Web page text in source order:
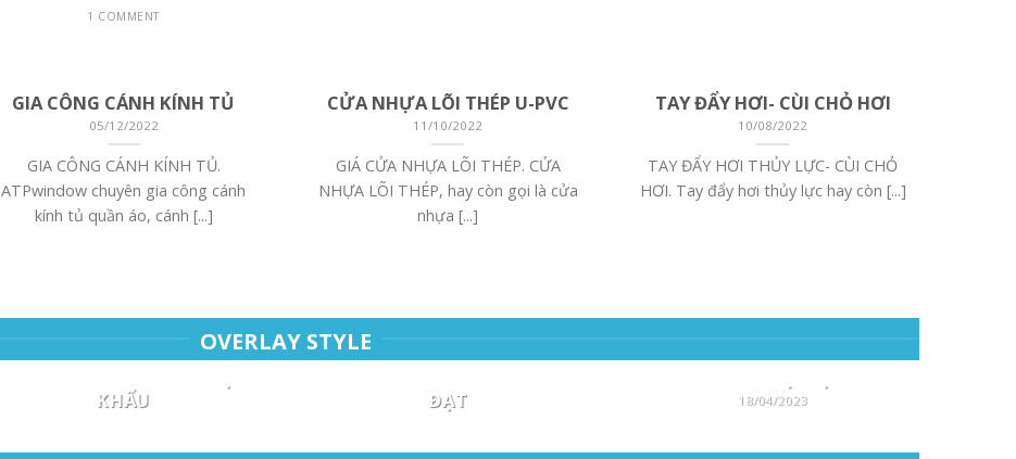
1 COMMENT
GIA CÔNG CÁNH KÍNH TỦ
05/12/2022
GIA CÔNG CÁNH KÍNH TỦ.
ATPwindow chuyên gia công cánh
kính tủ quần áo, cánh [...]
CỬA NHỰA LÕI THÉP U-PVC
11/10/2022
GIÁ CỬA NHỰA LÕI THÉP. CỬA
NHỰA LÕI THÉP, hay còn gọi là cửa
nhựa [...]
TAY ĐẨY HƠI- CÙI CHỎ HƠI
10/08/2022
TAY ĐẨY HƠI THỦY LỰC- CÙI CHỎ
HƠI. Tay đẩy hơi thủy lực hay còn [...]
OVERLAY STYLE
KHẨU
ĐẠT
18/04/2023